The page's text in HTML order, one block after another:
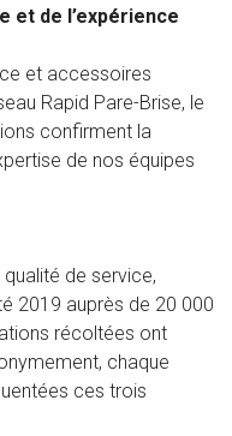
et de l’expérience
et accessoires
Rapid Pare-Brise, le
confirment la
de nos équipes
de service,
2019 auprès de 20 000
récoltées ont
chaque
ces trois